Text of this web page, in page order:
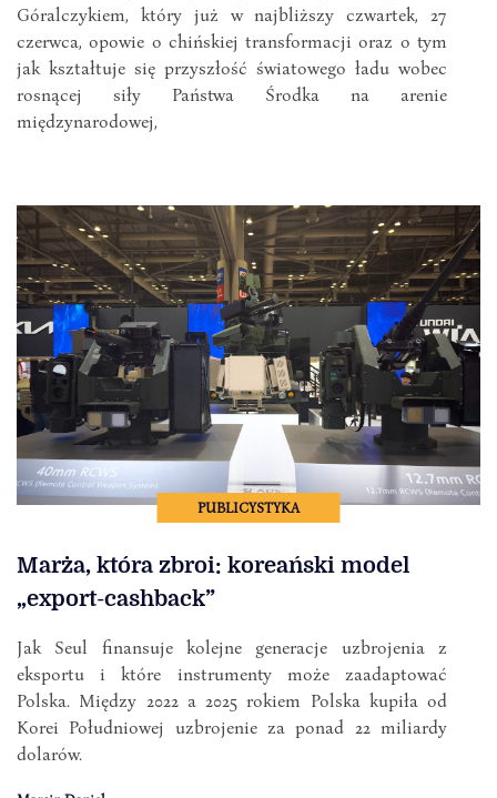
Góralczykiem, który już w najbliższy czwartek, 27
czerwca, opowie o chińskiej transformacji oraz o tym
jak kształtuje się przyszłość światowego ładu wobec
rosnącej siły Państwa Środka na arenie
międzynarodowej,
PUBLICYSTYKA
Marża, która zbroi: koreański model
„export-cashback”
Jak Seul finansuje kolejne generacje uzbrojenia z
eksportu i które instrumenty może zaadaptować
Polska. Między 2022 a 2025 rokiem Polska kupiła od
Korei Południowej uzbrojenie za ponad 22 miliardy
dolarów.